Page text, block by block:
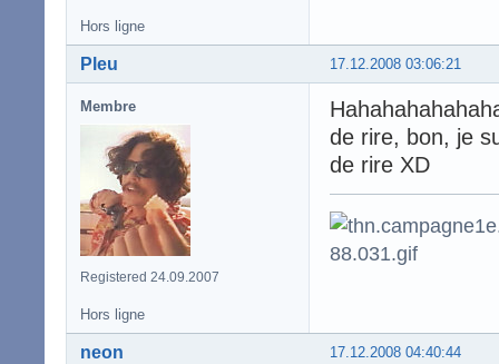
Hors ligne
17.12.2008 03:06:21
Pleu
Membre
Registered 24.09.2007
de rire, bon, je
de rire XD
Hors ligne
17.12.2008 04:40:44
neon